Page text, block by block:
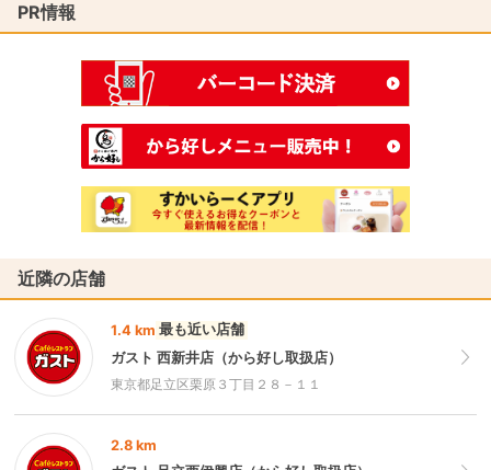
PR情報
近隣の店舗
1.4 km 最も近い店舗
ガスト 西新井店（から好し取扱店）
東京都足立区栗原３丁目２８－１１
2.8 km